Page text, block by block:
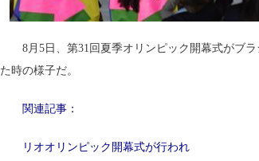
8月5日、第31回夏季オリンピック開幕式がブ
た時の様子だ。
関連記事：
リオオリンピック開幕式が行われ